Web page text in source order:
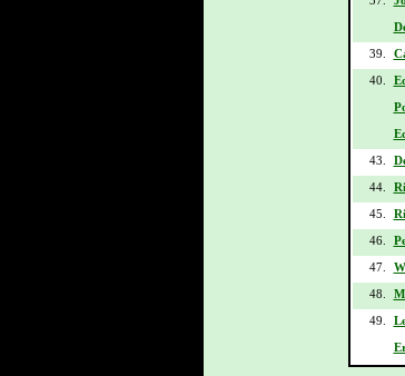
39.
40.
43.
44.
45.
46.
47.
48.
49.